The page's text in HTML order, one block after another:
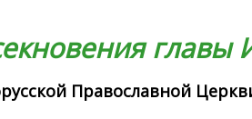
главы
Православной